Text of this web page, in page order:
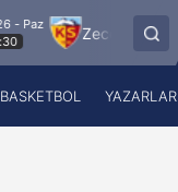
Zecorner Kayserispor
BASKETBOL YAZARLAR